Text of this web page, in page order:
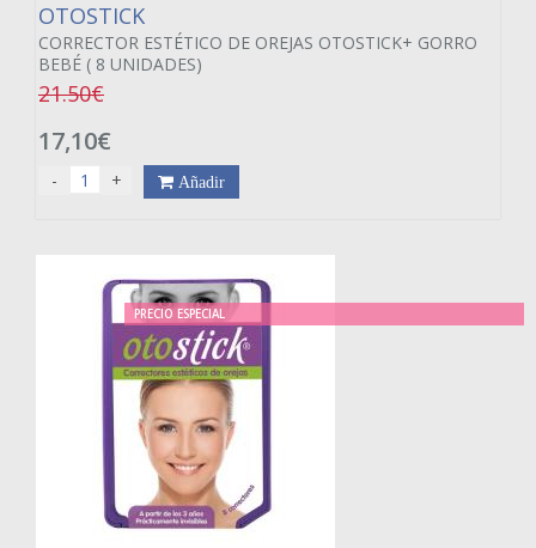
OTOSTICK
CORRECTOR ESTÉTICO DE OREJAS OTOSTICK+ GORRO
BEBÉ ( 8 UNIDADES)
21.50€
17,10€
- + Añadir
PRECIO ESPECIAL